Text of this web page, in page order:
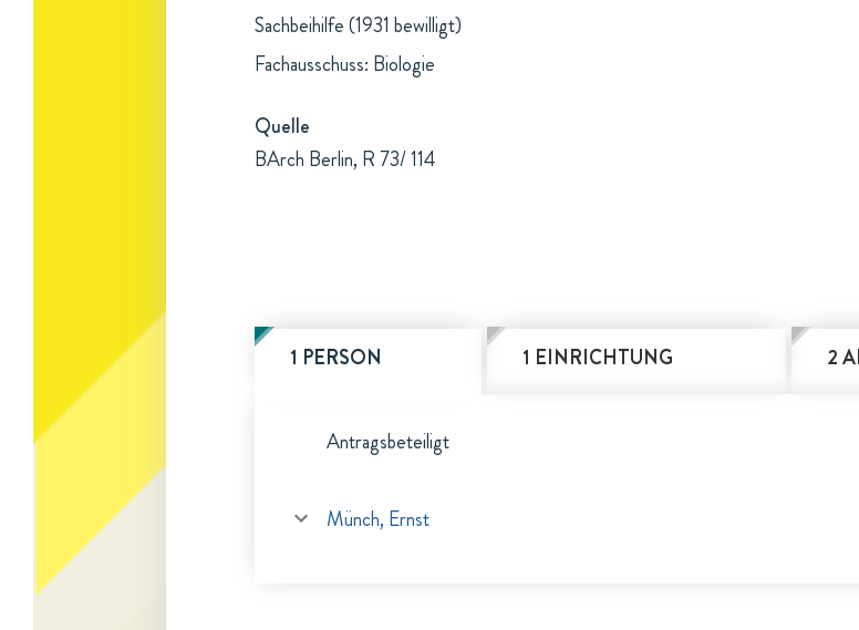
Sachbeihilfe (1931 bewilligt)
Fachausschuss: Biologie
Quelle
BArch Berlin, R 73/ 114
1 PERSON 1 EINRICHTUNG 2
Antragsbeteiligt
Münch, Ernst